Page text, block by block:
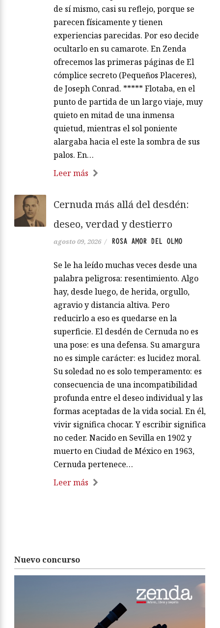
de sí mismo, casi su reflejo, porque se
parecen físicamente y tienen
experiencias parecidas. Por eso decide
ocultarlo en su camarote. En Zenda
ofrecemos las primeras páginas de El
cómplice secreto (Pequeños Placeres),
de Joseph Conrad. ***** Flotaba, en el
punto de partida de un largo viaje, muy
quieto en mitad de una inmensa
quietud, mientras el sol poniente
alargaba hacia el este la sombra de sus
palos. En…
Leer más
Cernuda más allá del desdén:
deseo, verdad y destierro
agosto 09, 2026 / ROSA AMOR DEL OLMO
Se le ha leído muchas veces desde una
palabra peligrosa: resentimiento. Algo
hay, desde luego, de herida, orgullo,
agravio y distancia altiva. Pero
reducirlo a eso es quedarse en la
superficie. El desdén de Cernuda no es
una pose: es una defensa. Su amargura
no es simple carácter: es lucidez moral.
Su soledad no es solo temperamento: es
consecuencia de una incompatibilidad
profunda entre el deseo individual y las
formas aceptadas de la vida social. En él,
vivir significa chocar. Y escribir significa
no ceder. Nacido en Sevilla en 1902 y
muerto en Ciudad de México en 1963,
Cernuda pertenece…
Leer más
Nuevo concurso